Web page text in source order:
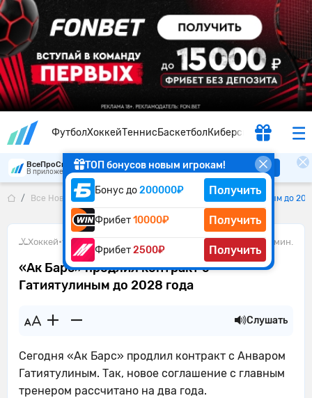
ФутболХоккейТеннисБаскетболКиберспорт
ТОП бонусов новым игрокам!
Бонус до200000₽ Получить
Фрибет10000₽ Получить
Фрибет2500₽ Получить
ВсеПроСпорт
В приложении удобнее Скачать
Все Новости «Ак Барс» продлил контракт с Гатиятулиным до
Хоккей•11.06.2026 2 мин.
«Ак Барс» продлил контракт с
Гатиятулиным до 2028 года
Слушать
Сегодня «Ак Барс» продлил контракт с Анваром
Гатиятулиным. Так, новое соглашение с главным
тренером рассчитано на два года.